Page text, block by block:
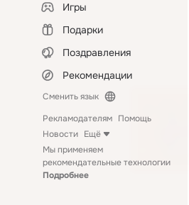
Игры
Подарки
Поздравления
Рекомендации
Сменить язык
Рекламодателям Помощь
Новости Ещё
Мы применяем
рекомендательные технологии
Подробнее